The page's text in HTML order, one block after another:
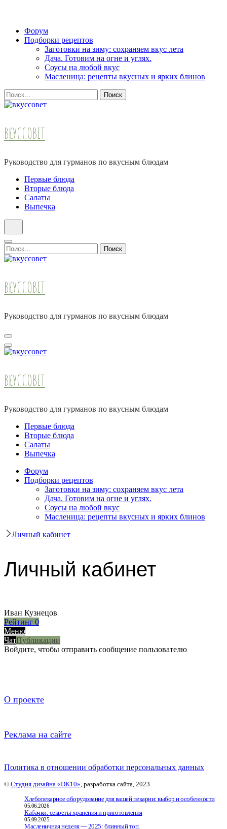
Skip
Форум
Подборки рецептов
Заготовки на зиму: сохраняем вкус лета
Дача. Готовим на огне и углях.
Соусы на любой вкус
Масленица: рецепты вкусных и ярких блинов
Найти:
ВКУССОВЕТ
Руководство для гурманов по вкусным блюдам
Первые блюда
Вторые блюда
Салаты
Выпечка
Найти:
ВКУССОВЕТ
Руководство для гурманов по вкусным блюдам
ВКУССОВЕТ
Руководство для гурманов по вкусным блюдам
Первые блюда
Вторые блюда
Салаты
Выпечка
Форум
Подборки рецептов
Заготовки на зиму: сохраняем вкус лета
Дача. Готовим на огне и углях.
Соусы на любой вкус
Масленица: рецепты вкусных и ярких блинов
Личный кабинет
Личный кабинет
Иван Кузнецов
Рейтинг 0
Меню
ЧатПубликации
Войдите, чтобы отправить сообщение пользователю
О проекте
Реклама на сайте
Политика в отношении обработки персональных данных
© Студия дизайна «DK10», разработка сайта, 2023
Хлебопекарное оборудование для вашей пекарни: выбор и особенности
05.06.2026
Кабачки: секреты хранения и приготовления
05.09.2025
Масленичная неделя — 2025: блинный топ.